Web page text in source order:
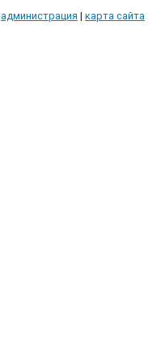
администрация | карта сайта